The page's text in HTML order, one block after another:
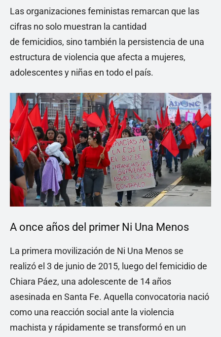
Las organizaciones feministas remarcan que las
cifras no solo muestran la cantidad
de femicidios, sino también la persistencia de una
estructura de violencia que afecta a mujeres,
adolescentes y niñas en todo el país.
A once años del primer Ni Una Menos
La primera movilización de Ni Una Menos se
realizó el 3 de junio de 2015, luego del femicidio de
Chiara Páez, una adolescente de 14 años
asesinada en Santa Fe. Aquella convocatoria nació
como una reacción social ante la violencia
machista y rápidamente se transformó en un